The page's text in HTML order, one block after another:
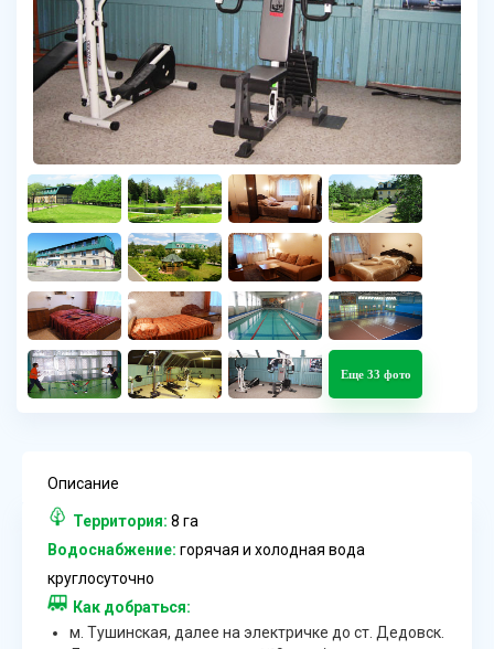
Еще 33 фото
Описание
Территория: 8 га
Водоснабжение: горячая и холодная вода
круглосуточно
Как добраться:
м. Тушинская, далее на электричке до ст. Дедовск.